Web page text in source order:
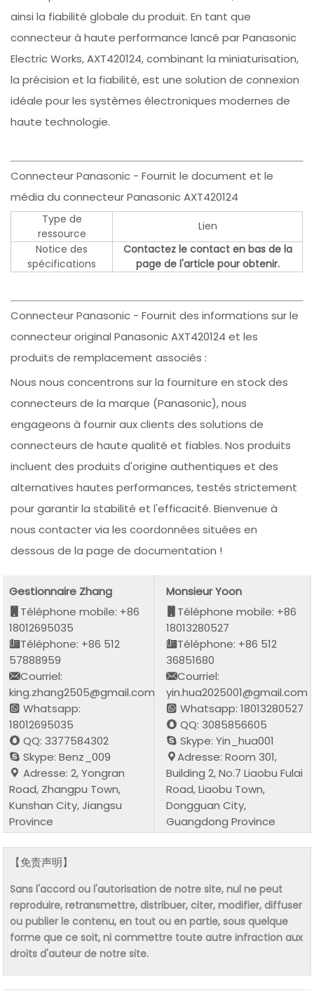
ainsi la fiabilité globale du produit. En tant que
connecteur à haute performance lancé par Panasonic
Electric Works, AXT420124, combinant la miniaturisation,
la précision et la fiabilité, est une solution de connexion
idéale pour les systèmes électroniques modernes de
haute technologie.
Connecteur Panasonic - Fournit le document et le
média du connecteur Panasonic AXT420124
Type de
ressource
Lien
Notice des
spécifications
Contactez le contact en bas de la
page de l'article pour obtenir.
Connecteur Panasonic - Fournit des informations sur le
connecteur original Panasonic AXT420124 et les
produits de remplacement associés :
Nous nous concentrons sur la fourniture en stock des
connecteurs de la marque (Panasonic), nous
engageons à fournir aux clients des solutions de
connecteurs de haute qualité et fiables. Nos produits
incluent des produits d'origine authentiques et des
alternatives hautes performances, testés strictement
pour garantir la stabilité et l'efficacité. Bienvenue à
nous contacter via les coordonnées situées en
dessous de la page de documentation !
Gestionnaire Zhang
Téléphone mobile: +86
18012695035
Téléphone: +86 512
57888959
Courriel:
king.zhang2505@gmail.com
Whatsapp:
18012695035
QQ: 3377584302
Skype: Benz_009
Adresse: 2, Yongran
Road, Zhangpu Town,
Kunshan City, Jiangsu
Province
Monsieur Yoon
Téléphone mobile: +86
18013280527
Téléphone: +86 512
36851680
Courriel:
yin.hua2025001@gmail.com
Whatsapp: 18013280527
QQ: 3085856605
Skype: Yin_hua001
Adresse: Room 301,
Building 2, No.7 Liaobu Fulai
Road, Liaobu Town,
Dongguan City,
Guangdong Province
【免责声明】
Sans l'accord ou l'autorisation de notre site, nul ne peut
reproduire, retransmettre, distribuer, citer, modifier, diffuser
ou publier le contenu, en tout ou en partie, sous quelque
forme que ce soit, ni commettre toute autre infraction aux
droits d'auteur de notre site.